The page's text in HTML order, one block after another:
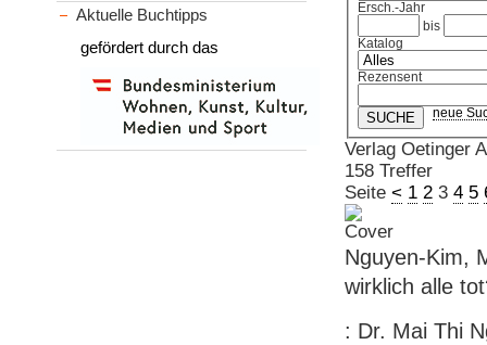
Ersch.-Jahr
bis
Katalog
Rezensent
neue
Verlag Oetinger
158 Treffer
Seite < 1 2 3 4 5
Nguyen-Kim,
wirklich alle
: Dr. Mai Thi
Aktuelle Buchtipps
gefördert durch das